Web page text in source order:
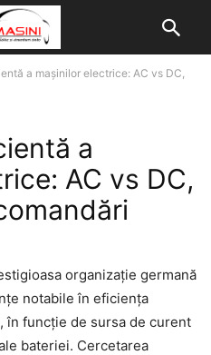
a mașinilor electrice: AC vs DC,
a
AC vs DC,
organizație germană
notabile în eficiența
funcție de sursa de curent
bateriei. Cercetarea